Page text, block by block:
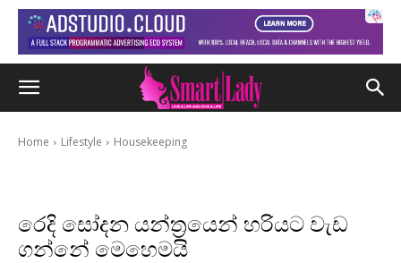
Home Lifestyle Housekeeping
රෙදි සෝදන යන්ත්‍රයෙන් හරියට වැඩ
ගන්නේ මෙහෙමයි